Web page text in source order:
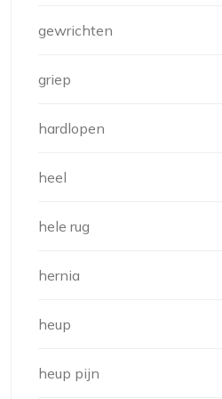
gewrichten
griep
hardlopen
heel
hele rug
hernia
heup
heup pijn